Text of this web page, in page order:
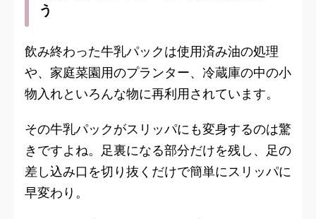
う
飲み終わった牛乳パックは使用済み油の処理
や、家庭菜園用のプランター、冷蔵庫の中の小
物入れといろんな物に再利用されています。
その牛乳パックがスリッパにも変身するのは驚
きですよね。足裏になる部分だけを残し、足の
差し込み口を切り抜くだけで簡単にスリッパに
早変わり。